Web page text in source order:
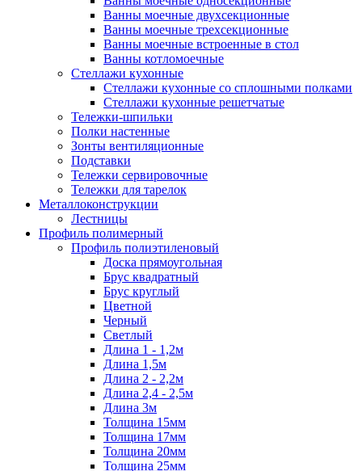
Ванны моечные двухсекционные
Ванны моечные трехсекционные
Ванны моечные встроенные в стол
Ванны котломоечные
Стеллажи кухонные
Стеллажи кухонные со сплошными полками
Стеллажи кухонные решетчатые
Тележки-шпильки
Полки настенные
Зонты вентиляционные
Подставки
Тележки сервировочные
Тележки для тарелок
Металлоконструкции
Лестницы
Профиль полимерный
Профиль полиэтиленовый
Доска прямоугольная
Брус квадратный
Брус круглый
Цветной
Черный
Светлый
Длина 1 - 1,2м
Длина 1,5м
Длина 2 - 2,2м
Длина 2,4 - 2,5м
Длина 3м
Толщина 15мм
Толщина 17мм
Толщина 20мм
Толщина 25мм